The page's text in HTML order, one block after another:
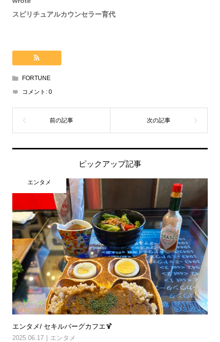
スピリチュアルカウンセラー育代
FORTUNE
コメント: 0
ピックアップ記事
エンタメ
エンタメ/ セキルバーグカフエ🍹
2025.06.17 エンタメ